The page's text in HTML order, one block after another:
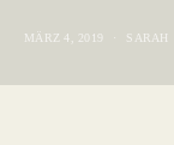
MÄRZ 4, 2019 SARAH